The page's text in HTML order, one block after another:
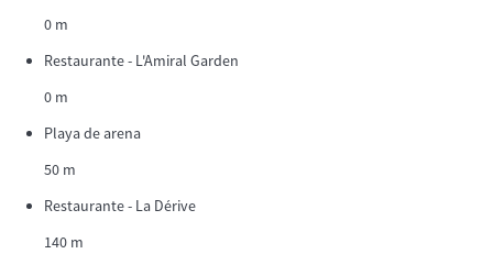
0 m
Restaurante - L'Amiral Garden
0 m
Playa de arena
50 m
Restaurante - La Dérive
140 m